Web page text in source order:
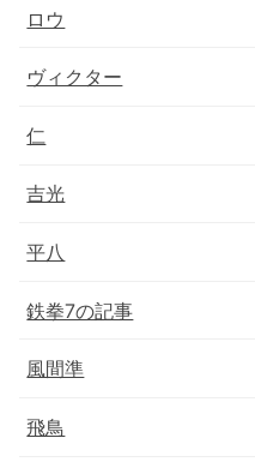
ロウ
ヴィクター
仁
吉光
平八
鉄拳7の記事
風間準
飛鳥